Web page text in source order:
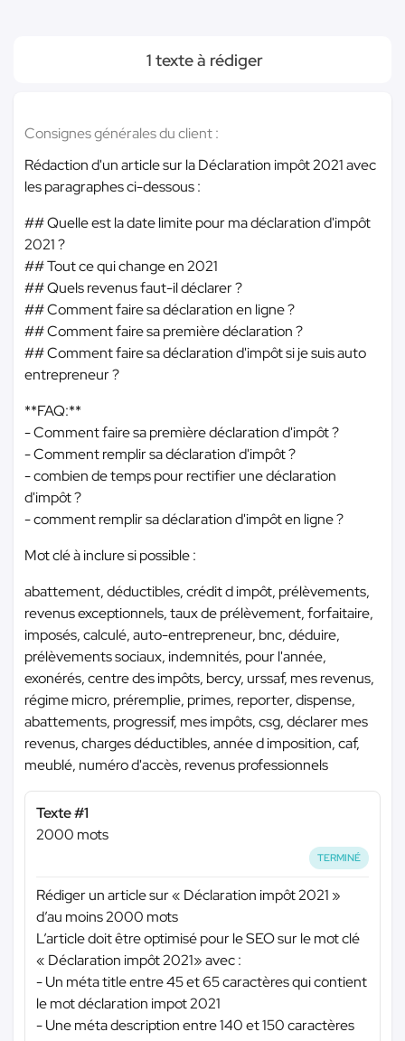
1 texte à rédiger
Consignes générales du client :
Rédaction d'un article sur la Déclaration impôt 2021 avec
les paragraphes ci-dessous :
## Quelle est la date limite pour ma déclaration d'impôt
2021 ?
## Tout ce qui change en 2021
## Quels revenus faut-il déclarer ?
## Comment faire sa déclaration en ligne ?
## Comment faire sa première déclaration ?
## Comment faire sa déclaration d'impôt si je suis auto
entrepreneur ?
**FAQ:**
- Comment faire sa première déclaration d'impôt ?
- Comment remplir sa déclaration d'impôt ?
- combien de temps pour rectifier une déclaration
d'impôt ?
- comment remplir sa déclaration d'impôt en ligne ?
Mot clé à inclure si possible :
abattement, déductibles, crédit d impôt, prélèvements,
revenus exceptionnels, taux de prélèvement, forfaitaire,
imposés, calculé, auto-entrepreneur, bnc, déduire,
prélèvements sociaux, indemnités, pour l'année,
exonérés, centre des impôts, bercy, urssaf, mes revenus,
régime micro, préremplie, primes, reporter, dispense,
abattements, progressif, mes impôts, csg, déclarer mes
revenus, charges déductibles, année d imposition, caf,
meublé, numéro d'accès, revenus professionnels
Texte #1
2000 mots
TERMINÉ
Rédiger un article sur « Déclaration impôt 2021 »
d’au moins 2000 mots
L’article doit être optimisé pour le SEO sur le mot clé
« Déclaration impôt 2021» avec :
- Un méta title entre 45 et 65 caractères qui contient
le mot déclaration impot 2021
- Une méta description entre 140 et 150 caractères